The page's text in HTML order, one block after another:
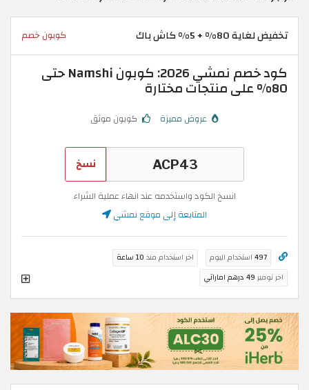
تخفيض لغاية 80% + 5% كاش باك كوبون خصم
كود خصم نمشي 2026: كوبون Namshi حتى
80% على منتجات مختارة
عروض مميزة كوبون موثق
نسخ
انسخ الكود واستخدمه عند انهاء عملية الشراء
المتابعة إلى موقع نمشي
497 استخدام اليوم اخر استخدام منذ 10 ساعة
اخر توفير 49 درهم اماراتي